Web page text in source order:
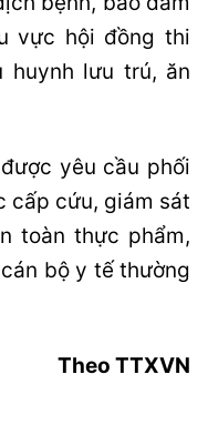
vực hội đồng thi
huynh lưu trú, ăn
yêu cầu phối
cấp cứu, giám sát
toàn thực phẩm,
bộ y tế thường
Theo TTXVN